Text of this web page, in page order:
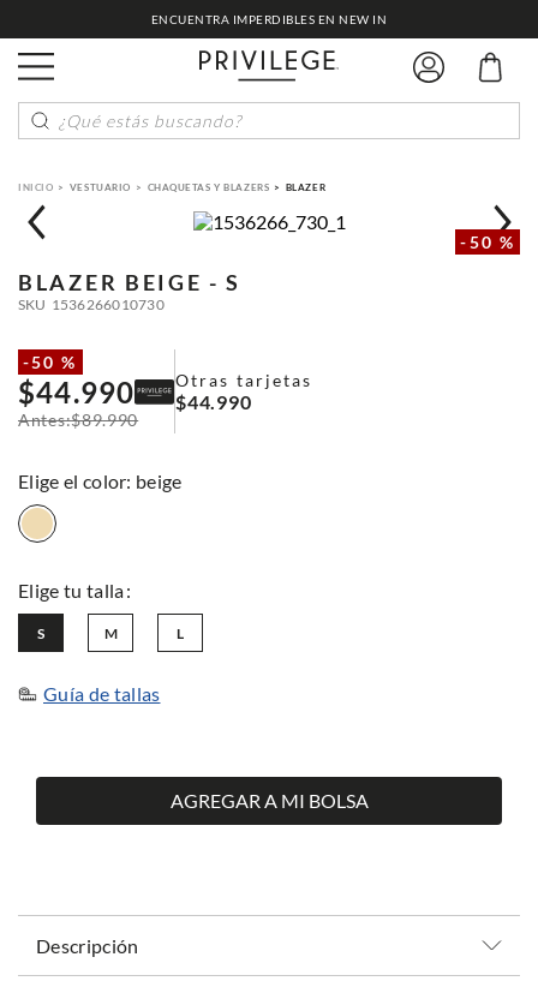
ENCUENTRA IMPERDIBLES EN NEW IN
¿Qué estás buscando?
VESTUARIO CHAQUETAS Y BLAZERS BLAZER
-50 %
BLAZER BEIGE - S
SKU 1536266010730
-50 %
$44.990
$89.990
Otras tarjetas
$44.990
: beige
L
M
S
Guía de tallas
AGREGAR A MI BOLSA
Descripción